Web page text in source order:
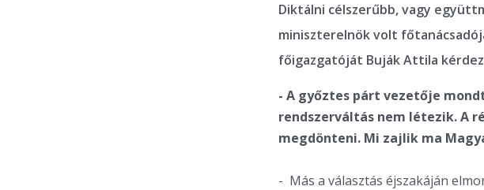
Diktálni célszerűbb, vagy
miniszterelnök volt
főigazgatóját Buják Attila
- A győztes párt vezetője
rendszerváltás nem létezik. A
megdönteni. Mi zajlik ma
- Más a választás éjszakáján